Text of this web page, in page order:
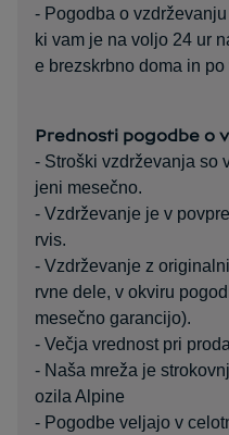
- Pogodba o
ki vam je na voljo 24 ur
e brezskrbno doma in
Prednosti pogodbe o
- Stroški vzdrževanja so
jeni mesečno.
- Vzdrževanje je v
rvis.
- Vzdrževanje z
rvne dele, v okviru
mesečno garancijo).
- Večja vrednost pri
- Naša mreža je
ozila Alpine
- Pogodbe veljajo v